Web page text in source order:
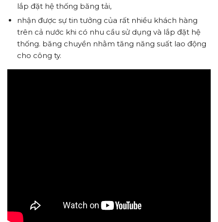
lắp đặt hệ thống băng tải,
nhận được sự tin tưởng của rất nhiều khách hàng
trên cả nước khi có nhu cầu sử dụng và lắp đặt hệ
thống. băng chuyền nhằm tăng năng suất lao động
cho công ty.